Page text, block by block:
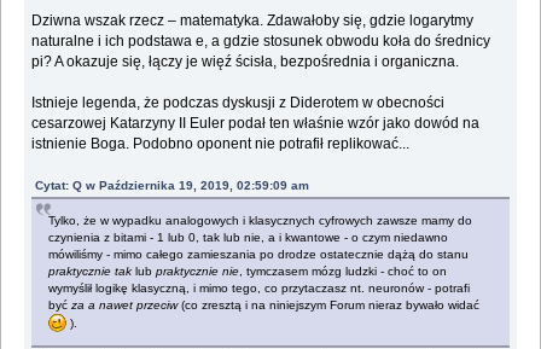
Dziwna wszak rzecz – matematyka. Zdawałoby się, gdzie logarytmy
naturalne i ich podstawa e, a gdzie stosunek obwodu koła do średnicy
pi? A okazuje się, łączy je więź ścisła, bezpośrednia i organiczna.
Istnieje legenda, że podczas dyskusji z Diderotem w obecności
cesarzowej Katarzyny II Euler podał ten właśnie wzór jako dowód na
istnienie Boga. Podobno oponent nie potrafił replikować...
Cytat: Q w Października 19, 2019, 02:59:09 am
Tylko, że w wypadku analogowych i klasycznych cyfrowych zawsze mamy do
czynienia z bitami - 1 lub 0, tak lub nie, a i kwantowe - o czym niedawno
mówiliśmy - mimo całego zamieszania po drodze ostatecznie dążą do stanu
praktycznie tak lubpraktycznie nie, tymczasem mózg ludzki - choć to on
wymyślił logikę klasyczną, i mimo tego, co przytaczasz nt. neuronów - potrafi
byćza a nawet przeciw(co zresztą i na niniejszym Forum nieraz bywało widać
).